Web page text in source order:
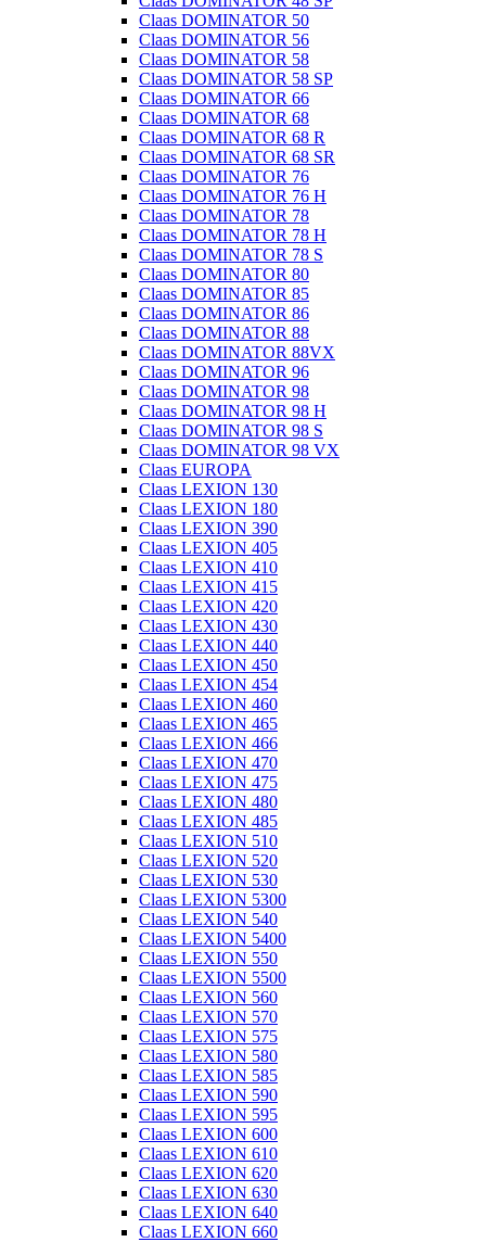
Claas DOMINATOR 50
Claas DOMINATOR 56
Claas DOMINATOR 58
Claas DOMINATOR 58 SP
Claas DOMINATOR 66
Claas DOMINATOR 68
Claas DOMINATOR 68 R
Claas DOMINATOR 68 SR
Claas DOMINATOR 76
Claas DOMINATOR 76 H
Claas DOMINATOR 78
Claas DOMINATOR 78 H
Claas DOMINATOR 78 S
Claas DOMINATOR 80
Claas DOMINATOR 85
Claas DOMINATOR 86
Claas DOMINATOR 88
Claas DOMINATOR 88VX
Claas DOMINATOR 96
Claas DOMINATOR 98
Claas DOMINATOR 98 H
Claas DOMINATOR 98 S
Claas DOMINATOR 98 VX
Claas EUROPA
Claas LEXION 130
Claas LEXION 180
Claas LEXION 390
Claas LEXION 405
Claas LEXION 410
Claas LEXION 415
Claas LEXION 420
Claas LEXION 430
Claas LEXION 440
Claas LEXION 450
Claas LEXION 454
Claas LEXION 460
Claas LEXION 465
Claas LEXION 466
Claas LEXION 470
Claas LEXION 475
Claas LEXION 480
Claas LEXION 485
Claas LEXION 510
Claas LEXION 520
Claas LEXION 530
Claas LEXION 5300
Claas LEXION 540
Claas LEXION 5400
Claas LEXION 550
Claas LEXION 5500
Claas LEXION 560
Claas LEXION 570
Claas LEXION 575
Claas LEXION 580
Claas LEXION 585
Claas LEXION 590
Claas LEXION 595
Claas LEXION 600
Claas LEXION 610
Claas LEXION 620
Claas LEXION 630
Claas LEXION 640
Claas LEXION 660